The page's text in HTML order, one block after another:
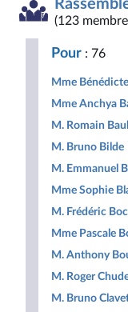
Front
(123
Pour : 76
Mme
Mme Anchya
M. Romain
M. Bruno Bilde
M. Emmanuel
Mme Sophie
M. Frédéric
Mme Pascale
M. Anthony
M. Roger
M. Bruno